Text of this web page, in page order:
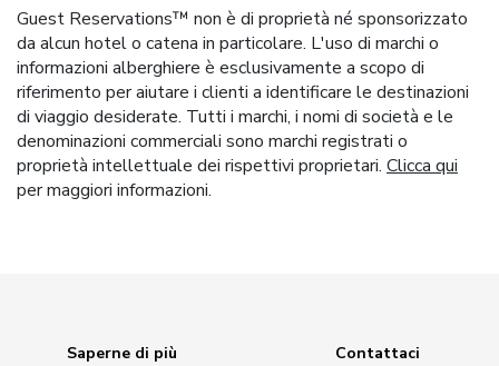
Guest Reservations™ non è di proprietà né sponsorizzato
da alcun hotel o catena in particolare. L'uso di marchi o
informazioni alberghiere è esclusivamente a scopo di
riferimento per aiutare i clienti a identificare le destinazioni
di viaggio desiderate. Tutti i marchi, i nomi di società e le
denominazioni commerciali sono marchi registrati o
proprietà intellettuale dei rispettivi proprietari. Clicca qui
per maggiori informazioni.
Saperne di più
Contattaci